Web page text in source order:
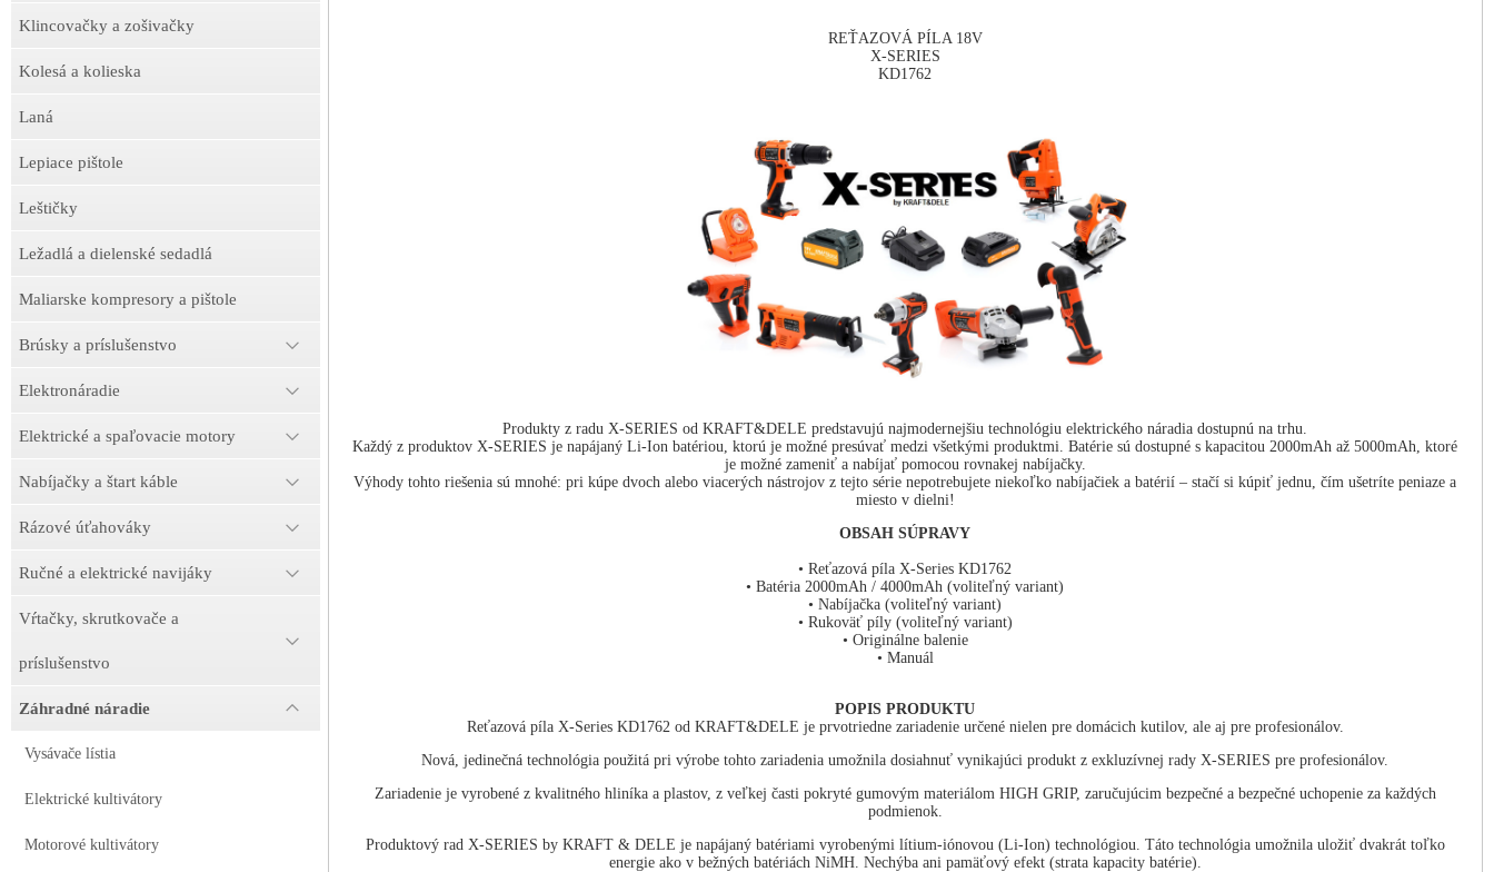
Klincovačky a zošivačky
Kolesá a kolieska
Laná
Lepiace pištole
Leštičky
Ležadlá a dielenské sedadlá
Maliarske kompresory a pištole
Brúsky a príslušenstvo
Elektronáradie
Elektrické a spaľovacie motory
Nabíjačky a štart káble
Rázové úťahováky
Ručné a elektrické navijáky
Vŕtačky, skrutkovače a
príslušenstvo
Záhradné náradie
Vysávače lístia
Elektrické kultivátory
Motorové kultivátory
REŤAZOVÁ PÍLA 18V
X-SERIES
KD1762
Produkty z radu X-SERIES od KRAFT&DELE predstavujú najmodernejšiu technológiu elektrického náradia dostupnú na trhu.
Každý z produktov X-SERIES je napájaný Li-Ion batériou, ktorú je možné presúvať medzi všetkými produktmi. Batérie sú dostupné s kapacitou 2000mAh až 5000mAh, ktoré
je možné zameniť a nabíjať pomocou rovnakej nabíjačky.
Výhody tohto riešenia sú mnohé: pri kúpe dvoch alebo viacerých nástrojov z tejto série nepotrebujete niekoľko nabíjačiek a batérií – stačí si kúpiť jednu, čím ušetríte peniaze a
miesto v dielni!
OBSAH SÚPRAVY
• Reťazová píla X-Series KD1762
• Batéria 2000mAh / 4000mAh (voliteľný variant)
• Nabíjačka (voliteľný variant)
• Rukoväť píly (voliteľný variant)
• Originálne balenie
• Manuál
POPIS PRODUKTU
Reťazová píla X-Series KD1762 od KRAFT&DELE je prvotriedne zariadenie určené nielen pre domácich kutilov, ale aj pre profesionálov.
Nová, jedinečná technológia použitá pri výrobe tohto zariadenia umožnila dosiahnuť vynikajúci produkt z exkluzívnej rady X-SERIES pre profesionálov.
Zariadenie je vyrobené z kvalitného hliníka a plastov, z veľkej časti pokryté gumovým materiálom HIGH GRIP, zaručujúcim bezpečné a bezpečné uchopenie za každých
podmienok.
Produktový rad X-SERIES by KRAFT & DELE je napájaný batériami vyrobenými lítium-iónovou (Li-Ion) technológiou. Táto technológia umožnila uložiť dvakrát toľko
energie ako v bežných batériách NiMH. Nechýba ani pamäťový efekt (strata kapacity batérie).